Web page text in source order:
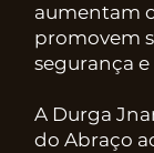
aumentam
promovem
segurança
A Durga
do Abraço